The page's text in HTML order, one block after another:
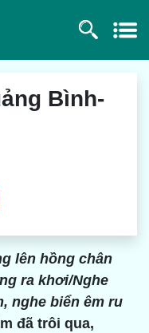
Bình-
lên hồng chân
ra khơi/Nghe
nghe biển êm ru
đã trôi qua,